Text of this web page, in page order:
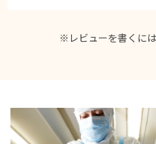
※レビューを書くには